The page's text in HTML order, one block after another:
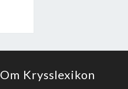
Om Krysslexikon